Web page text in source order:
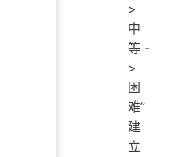
>
中
等 -
>
困
难”
建
立